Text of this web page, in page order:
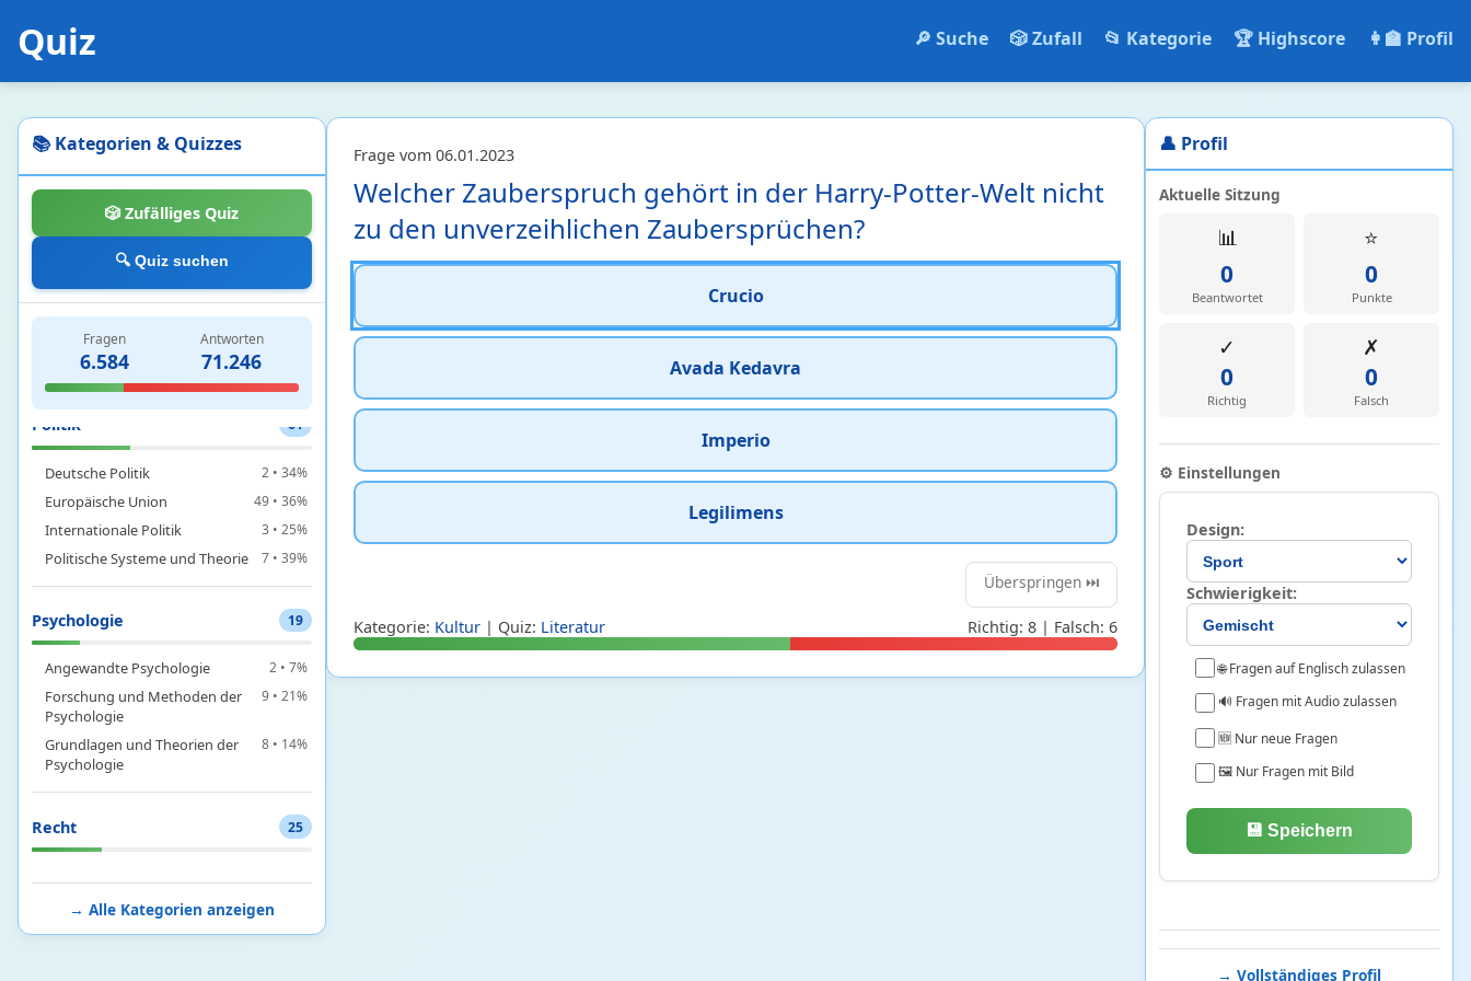
Quiz 🔎 Suche 🎲 Zufall 📂 Kategorie 🏆 Highscore 👩‍🏫 Profil
📚 Kategorien & Quizzes
🎲 Zufälliges Quiz
🔍 Quiz suchen
Fragen
6.584
Antworten
71.246
Philosophie
Antike Philosophie 5 • 17%
Neuzeitliche Philosophie
Physik
Astronomie und Astrophysik
Elektrizität und Magnetismus 3 • 0%
Mechanik und Wärmelehre 10 • 15%
Optik und Wellen
Politik 61
Deutsche Politik 2 • 34%
Europäische Union 49 • 36%
Internationale Politik 3 • 25%
Politische Systeme und Theorie 7 • 39%
Psychologie 19
Angewandte Psychologie 2 • 7%
Forschung und Methoden der
Psychologie
9 • 21%
Grundlagen und Theorien der
Psychologie
8 • 14%
Recht 25
Deutsches Privatrecht 6 • 39%
Deutsches Strafrecht 2 • 4%
→ Alle Kategorien anzeigen
Frage vom 06.01.2023
Welcher Zauberspruch gehört in der Harry-Potter-Welt nicht
zu den unverzeihlichen Zaubersprüchen?
Crucio
Avada Kedavra
Imperio
Legilimens
Überspringen ⏭️
Kategorie: Kultur | Quiz: Literatur Richtig: 8 | Falsch: 6
👤 Profil
Aktuelle Sitzung
📊
0
Beantwortet
⭐
0
Punkte
✓
0
Richtig
✗
0
Falsch
⚙️ Einstellungen
Design:
Schwierigkeit:
🌐 Fragen auf Englisch zulassen
🔊 Fragen mit Audio zulassen
🆕 Nur neue Fragen
🖼️ Nur Fragen mit Bild
💾 Speichern
→ Vollständiges Profil